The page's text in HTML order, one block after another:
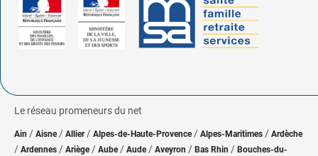
Le réseau promeneurs du net
Ain / Aisne/ Allier/ Alpes-de-Haute-Provence / Alpes-Maritimes / Ardèche
/ Ardennes / Ariège/ Aube/ Aude / Aveyron / Bas Rhin / Bouches-du-